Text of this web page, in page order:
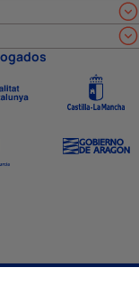
de cookies